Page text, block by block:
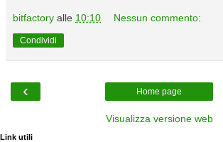
bitfactory alle 10:10 Nessun commento:
Condividi
‹ Home page
Visualizza versione web
Link utili